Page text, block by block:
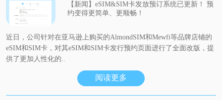
【新闻】eSIM&SIM卡发放预订系统已更新！ 预
约变得更简单、更顺畅！
近日，公司针对在亚马逊上购买的AlmondSIM和Mewfi等品牌店铺的
eSIM和SIM卡，对其eSIM和SIM卡发行预约页面进行了全面改版，提
供了更加人性化的..
阅读更多